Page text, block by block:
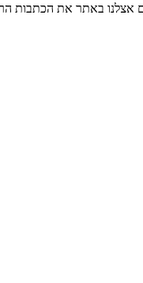
באתר את הכתבות